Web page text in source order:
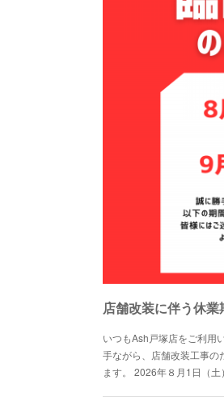
店舗改装に伴う休
いつもAsh戸塚店をご利用
手ながら、店舗改装工事の
ます。 2026年８月1日（